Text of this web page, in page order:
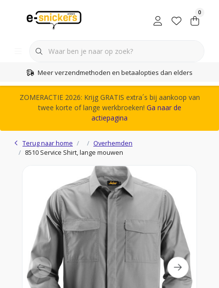
0
Meer verzendmethoden en betaalopties dan elders
ZOMERACTIE 2026: Krijg GRATIS extra´s bij aankoop van
twee korte of lange werkbroeken! Ga naar de
actiepagina
Terug naar home
Overhemden
8510 Service Shirt, lange mouwen